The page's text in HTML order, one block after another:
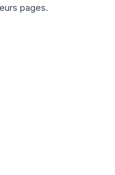
pages.